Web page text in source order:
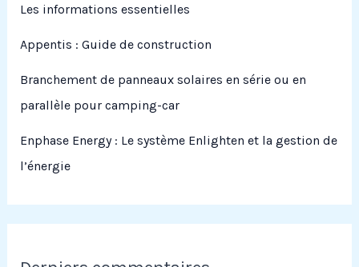
Les informations essentielles
Appentis : Guide de construction
Branchement de panneaux solaires en série ou en
parallèle pour camping-car
Enphase Energy : Le système Enlighten et la gestion de
l’énergie